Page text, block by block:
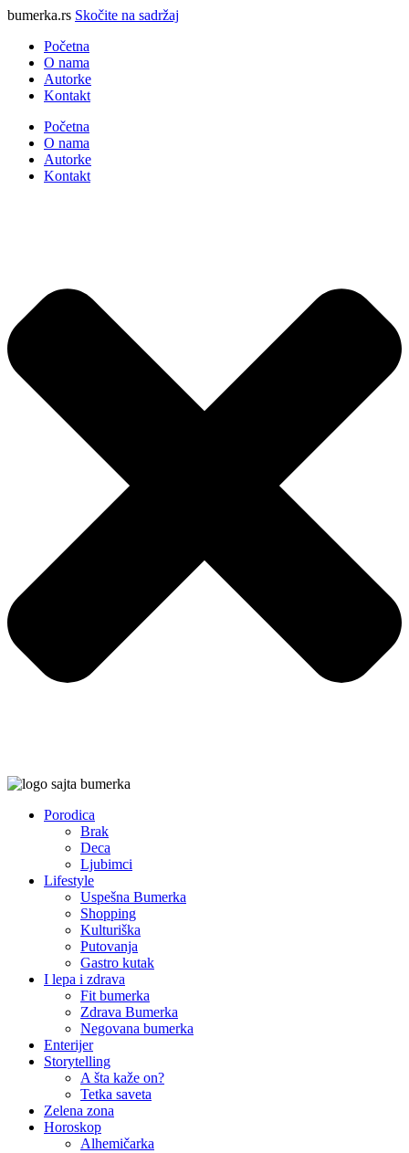
bumerka.rs Skočite na sadržaj
Početna
O nama
Autorke
Kontakt
Početna
O nama
Autorke
Kontakt
Porodica
Brak
Deca
Ljubimci
Lifestyle
Uspešna Bumerka
Shopping
Kulturiška
Putovanja
Gastro kutak
I lepa i zdrava
Fit bumerka
Zdrava Bumerka
Negovana bumerka
Enterijer
Storytelling
A šta kaže on?
Tetka saveta
Zelena zona
Horoskop
Alhemičarka